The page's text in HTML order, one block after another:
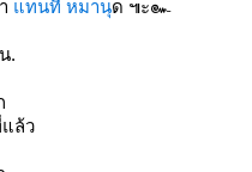
ทนที่ หมานุด ๚ะ๛
.
ล้ว